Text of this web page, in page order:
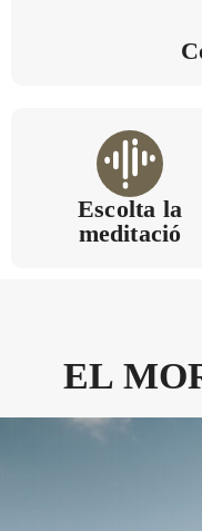
Escolta la
meditació
EL